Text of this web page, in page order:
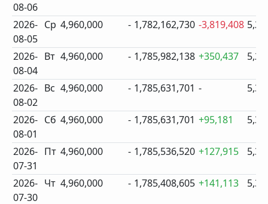
08-06
2026-
08-05
Ср 4,960,000 - 1,782,162,730 -3,819,408
2026-
08-04
Вт 4,960,000 - 1,785,982,138 +350,437
2026-
08-02
Вс 4,960,000 - 1,785,631,701 -
2026-
08-01
Сб 4,960,000 - 1,785,631,701 +95,181
2026-
07-31
Пт 4,960,000 - 1,785,536,520 +127,915
2026-
07-30
Чт 4,960,000 - 1,785,408,605 +141,113